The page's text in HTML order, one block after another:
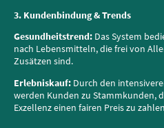
3. Kundenbindung & Trends
Gesundheitstrend: Das System
nach Lebensmitteln, die frei von
Zusätzen sind.
Erlebniskauf: Durch den
werden Kunden zu Stammkunden,
Exzellenz einen fairen Preis zu